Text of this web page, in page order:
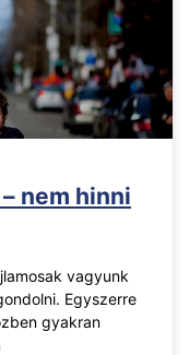
nem hinni
vagyunk
Egyszerre
gyakran